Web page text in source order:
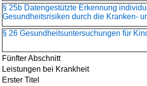
§ 25b Datengestützte Erkennung
Gesundheitsrisiken durch die Kranken-
§ 26 Gesundheitsuntersuchungen für
Fünfter Abschnitt
Leistungen bei Krankheit
Erster Titel